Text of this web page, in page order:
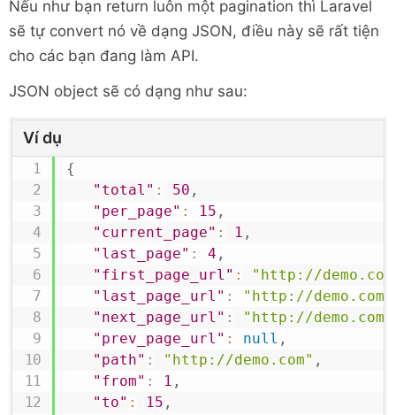
Nếu như bạn return luôn một pagination thì Laravel
sẽ tự convert nó về dạng JSON, điều này sẽ rất tiện
cho các bạn đang làm API.
JSON object sẽ có dạng như sau:
Ví dụ
{
"total" : 50 ,
"per_page" : 15 ,
"current_page" : 1 ,
"last_page" : 4 ,
"first_page_url" :
"http://
"last_page_url" :
"http://
"next_page_url" :
"http://
"prev_page_url" : null ,
"path" : "http://demo.com" ,
"from" : 1 ,
"to" : 15 ,